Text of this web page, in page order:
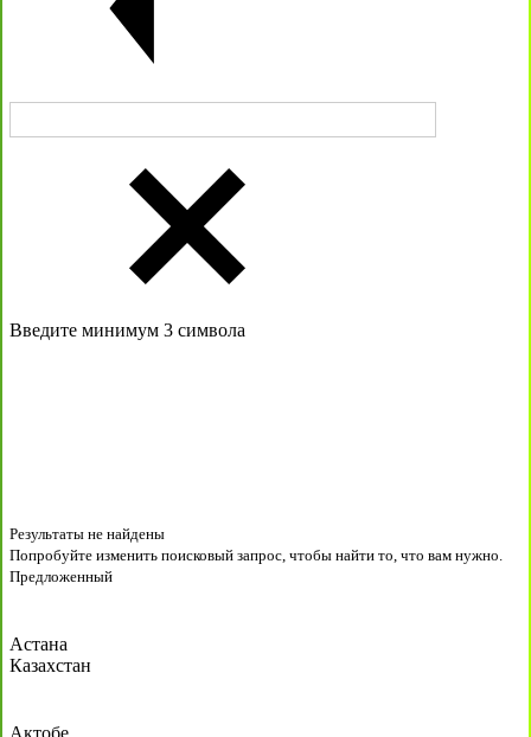
Введите минимум 3 символа
Результаты не найдены
Попробуйте изменить поисковый запрос, чтобы найти то, что вам нужно.
Предложенный
Астана
Казахстан
Актобе